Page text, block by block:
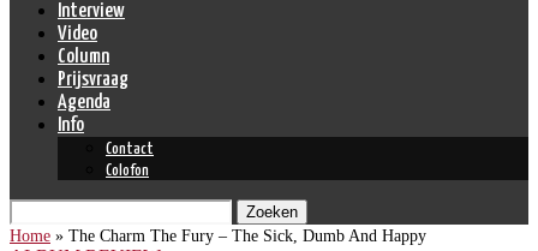
Interview
Video
Column
Prijsvraag
Agenda
Info
Contact
Colofon
Zoeken
Home » The Charm The Fury – The Sick, Dumb And Happy